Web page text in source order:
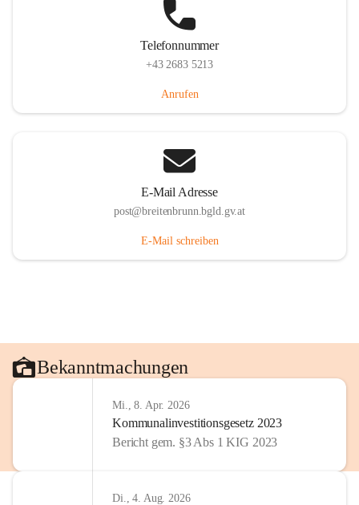
Telefonnummer
+43 2683 5213
Anrufen
E-Mail Adresse
post@breitenbrunn.bgld.gv.at
E-Mail schreiben
Bekanntmachungen
Mi., 8. Apr. 2026
Kommunalinvestitionsgesetz 2023
Bericht gem. §3 Abs 1 KIG 2023
Di., 4. Aug. 2026